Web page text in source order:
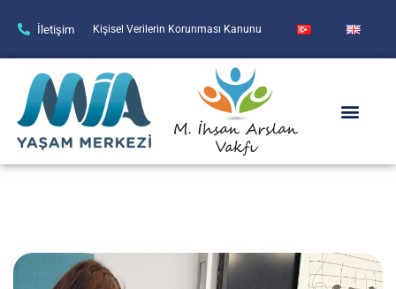
İletişim Kişisel Verilerin Korunması Kanunu